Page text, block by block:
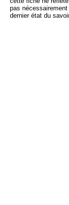
pas nécessairement
dernier état du